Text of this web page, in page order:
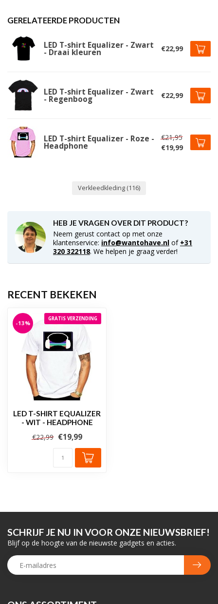
GERELATEERDE PRODUCTEN
LED T-shirt Equalizer - Zwart
- Draai kleuren €22,99
LED T-shirt Equalizer - Zwart
- Regenboog €22,99
LED T-shirt Equalizer - Roze -
Headphone
€21,95
€19,99
Verkleedkleding (116)
HEB JE VRAGEN OVER DIT PRODUCT?
Neem gerust contact op met onze
klantenservice: info@wantohave.nl of +31
320 322118. We helpen je graag verder!
RECENT BEKEKEN
GRATIS VERZENDING
-13%
LED T-SHIRT EQUALIZER
- WIT - HEADPHONE
€22,99 €19,99
SCHRIJF JE NU IN VOOR ONZE NIEUWSBRIEF!
Blijf op de hoogte van de nieuwste gadgets en acties.